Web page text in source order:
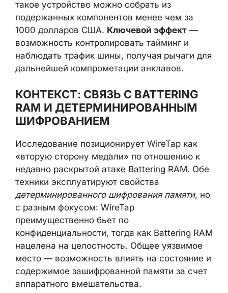
такое устройство можно собрать из
подержанных компонентов менее чем за
1000 долларов США. Ключевой эффект —
возможность контролировать тайминг и
наблюдать трафик шины, получая рычаги для
дальнейшей компрометации анклавов.
КОНТЕКСТ: СВЯЗЬ С BATTERING
RAM И ДЕТЕРМИНИРОВАННЫМ
ШИФРОВАНИЕМ
Исследование позиционирует WireTap как
«вторую сторону медали» по отношению к
недавно раскрытой атаке Battering RAM. Обе
техники эксплуатируют свойства
детерминированного шифрования памяти, но
с разным фокусом: WireTap
преимущественно бьет по
конфиденциальности, тогда как Battering RAM
нацелена на целостность. Общее уязвимое
место — возможность влиять на состояние и
содержимое зашифрованной памяти за счет
аппаратного вмешательства.